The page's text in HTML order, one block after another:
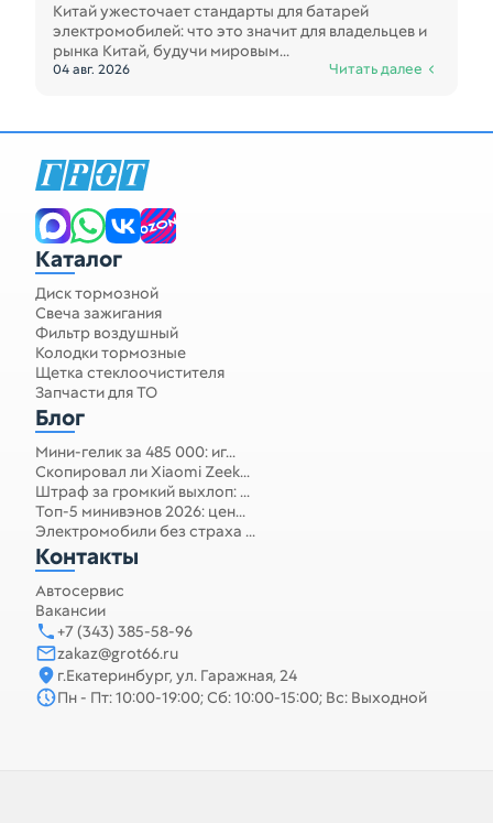
Китай ужесточает стандарты для батарей
электромобилей: что это значит для владельцев и
рынка Китай, будучи мировым...
04 авг. 2026 Читать далее
Каталог
Диск тормозной
Свеча зажигания
Фильтр воздушный
Колодки тормозные
Щетка стеклоочистителя
Запчасти для ТО
Блог
Мини-гелик за 485 000: иг...
Скопировал ли Xiaomi Zeek...
Штраф за громкий выхлоп: ...
Топ-5 минивэнов 2026: цен...
Электромобили без страха ...
Контакты
Автосервис
Вакансии
+7 (343) 385-58-96
zakaz@grot66.ru
г.Екатеринбург, ул. Гаражная, 24
Пн - Пт: 10:00-19:00; Сб: 10:00-15:00; Вс: Выходной